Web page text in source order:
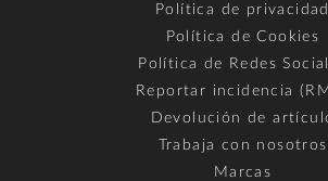
Política de privacidad
Política de Cookies
Política de Redes
Reportar incidencia
Devolución de
Trabaja con nosotros
Marcas